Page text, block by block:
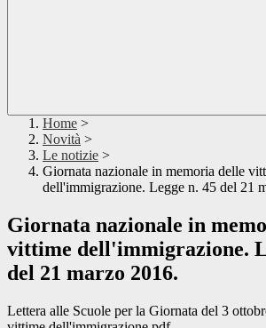
Home >
Novità >
Le notizie >
Giornata nazionale in memoria delle
dell'immigrazione. Legge n. 45 del 21
Giornata nazionale in
vittime dell'immigrazione.
del 21 marzo 2016.
Lettera alle Scuole per la Giornata del 3